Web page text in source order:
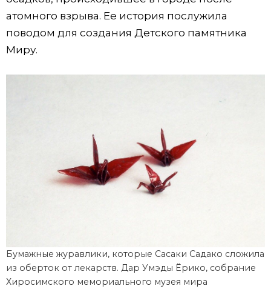
атомного взрыва. Ее история послужила
поводом для создания Детского памятника
Миру.
Бумажные журавлики, которые Сасаки Садако сложила
из оберток от лекарств. Дар Умэды Ёрико, собрание
Хиросимского мемориального музея мира